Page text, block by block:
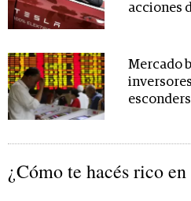
acciones
Mercado
¿Cómo te hacés rico